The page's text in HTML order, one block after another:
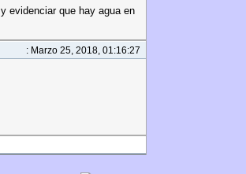
evidenciar que hay agua en
: Marzo 25, 2018, 01:16:27